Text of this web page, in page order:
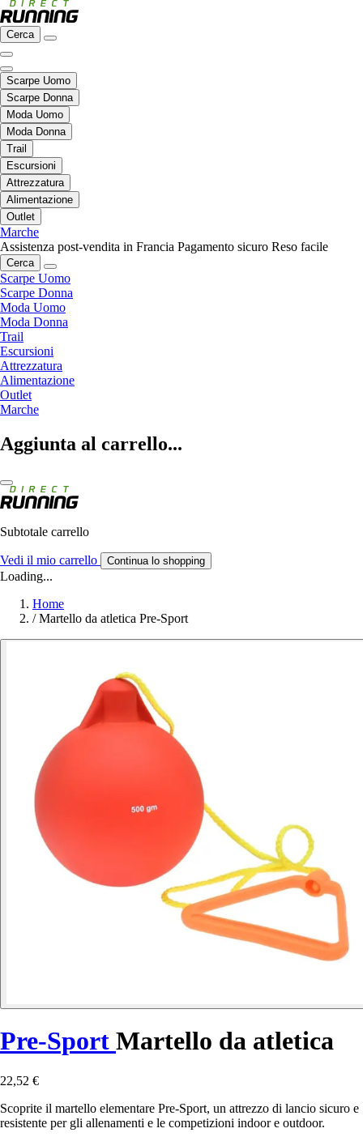
Cerca
Scarpe Uomo
Scarpe Donna
Moda Uomo
Moda Donna
Trail
Escursioni
Attrezzatura
Alimentazione
Outlet
Marche
Assistenza post-vendita in Francia Pagamento sicuro Reso facile
Cerca
Scarpe Uomo
Scarpe Donna
Moda Uomo
Moda Donna
Trail
Escursioni
Attrezzatura
Alimentazione
Outlet
Marche
Aggiunta al carrello...
Subtotale carrello
Vedi il mio carrello Continua lo shopping
Loading...
Home
/ Martello da atletica Pre-Sport
Pre-Sport Martello da atletica
22,52 €
Scoprite il martello elementare Pre-Sport, un attrezzo di lancio sicuro e
resistente per gli allenamenti e le competizioni indoor e outdoor.